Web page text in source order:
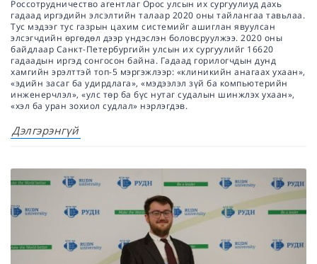
Россотрудничество агентлаг Орос улсын их сургуулиуд дахь
гадаад иргэдийн элсэлтийн талаар 2020 оны тайлангаа тавьлаа.
Тус мэдээг тус газрын цахим системийг ашиглан явуулсан
элсэгчдийн өргөдөл дээр үндэслэн боловсруулжээ. 2020 оны
байдлаар Санкт-Петербургийн улсын их сургуулийг 16620
гадаадын иргэд сонгосон байна. Гадаад горилогчдын дунд
хамгийн эрэлттэй топ-5 мэргэжлээр: «клиникийн анагаах ухаан»,
«эдийн засаг ба удирдлага», «мэдээлэл зүй ба компьютерийн
инженерчлэл», «улс төр ба бүс нутаг судалын шинжлэх ухаан»,
«хэл ба уран зохиол судлал» нэрлэгдэв.
Дэлгэрэнгүй